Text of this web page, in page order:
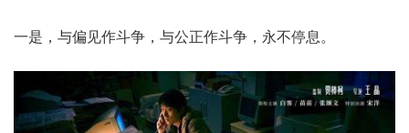
一是，与偏见作斗争，与公正作斗争，永不停息。